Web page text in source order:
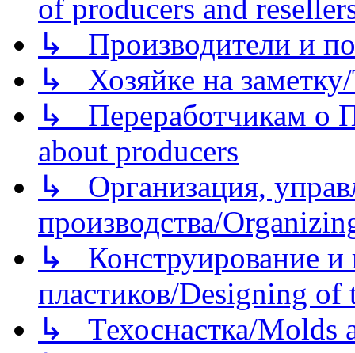
of producers and
↳ Производители и
↳ Хозяйке на
↳ Переработчикам о
about producers
↳ Организация,
производства/
↳ Конструирование и
пластиков/Designing of
↳ Техоснастка/Molds